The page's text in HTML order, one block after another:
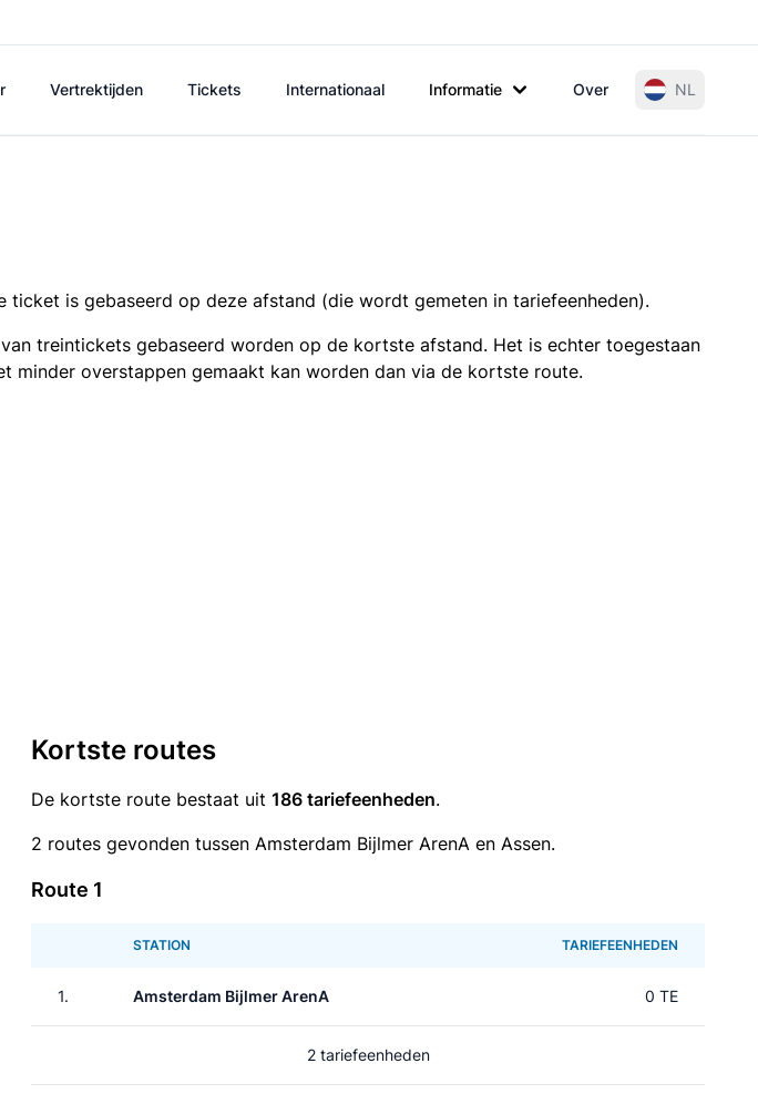
Vertrektijden Tickets Internationaal Informatie Over NL
is gebaseerd op deze afstand (die wordt gemeten in tariefeenheden).
treintickets gebaseerd worden op de kortste afstand. Het is echter toegestaan
minder overstappen gemaakt kan worden dan via de kortste route.
Kortste routes
De kortste route bestaat uit 186 tariefeenheden.
2 routes gevonden tussen Amsterdam Bijlmer ArenA en Assen.
Route 1
STATION TARIEFEENHEDEN
1. Amsterdam Bijlmer ArenA 0 TE
2 tariefeenheden